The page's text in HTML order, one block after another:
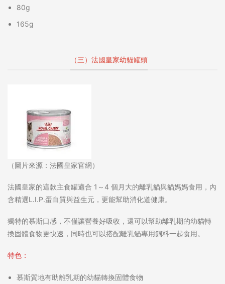
80g
165g
（三）法國皇家幼貓罐頭
（圖片來源：法國皇家官網）
法國皇家的這款主食罐適合 1～4 個月大的離乳貓與貓媽媽食用，內
含精選L.I.P.蛋白質與益生元，更能幫助消化道健康。
獨特的慕斯口感，不僅讓營養好吸收，還可以幫助離乳期的幼貓轉
換固體食物更快速，同時也可以搭配離乳貓專用飼料一起食用。
特色：
慕斯質地有助離乳期的幼貓轉換固體食物